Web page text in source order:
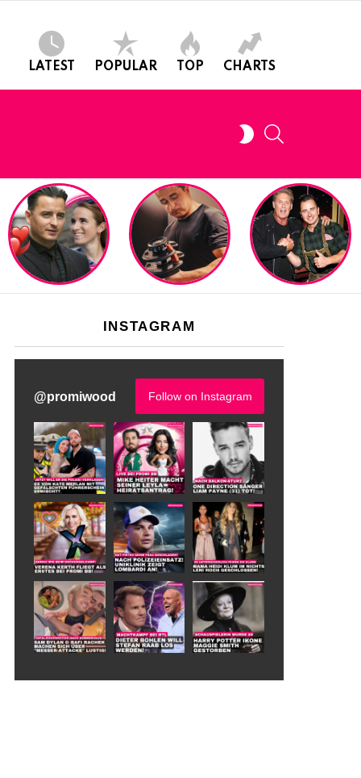
LATEST POPULAR TOP CHARTS
SWITCH
SKIN
INSTAGRAM
@promiwood Follow on Instagram